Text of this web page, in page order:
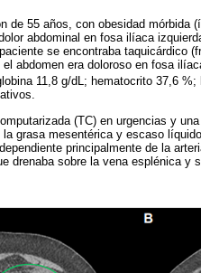
de 55 años, con obesidad mórbida
abdominal en fosa ilíaca
se encontraba taquicárdico
abdomen era doloroso en fosa
11,8 g/dL; hematocrito 37,6
(TC) en urgencias y
grasa mesentérica y escaso
principalmente de la
drenaba sobre la vena esplénica y